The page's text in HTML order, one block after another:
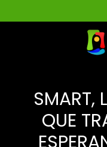
SMART,
QUE